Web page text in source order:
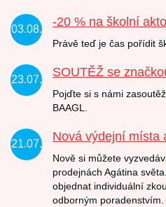
03.08.
-20 % na školní
Právě teď je čas pořídit
23.07.
SOUTĚŽ se
Pojďte si s námi
BAAGL.
21.07.
Nová výdejní místa
Nově si můžete
prodejnách Agátina
objednat individuální
odborným poradenstvím.